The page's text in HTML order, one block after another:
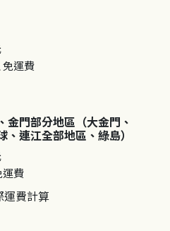
免運費
金門部分地區（大金門、
連江全部地區、綠島）
運費
運費計算